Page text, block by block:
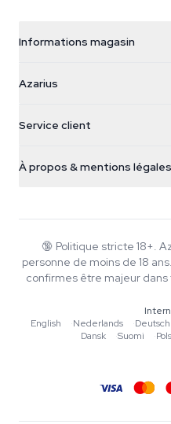
Informations magasin
Galvaniweg 11
Nederland
+31(0)204897914
Azarius
Smokeshop
Service client
Politique de retour
Politique de confidentialité
À propos & mentions légales
Wiki
Musique
Normes éditoriales
Outils & Calculateurs
🔞 Politique stricte 18+.
personne de moins de 18
confirmes être majeur dans
English
·Nederlands ·Deutsch
Dansk
·Suomi ·